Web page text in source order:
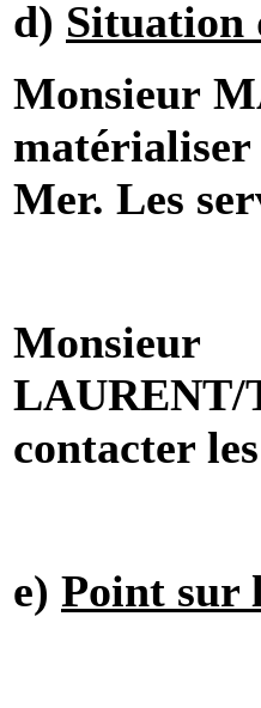
d) Situation
Monsieur
Mer. Les
contacter
e) Point sur